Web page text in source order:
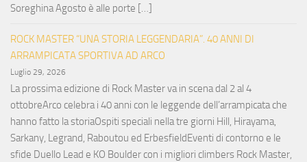
Soreghina Agosto è alle porte […]
ROCK MASTER “UNA STORIA LEGGENDARIA”. 40 ANNI DI
ARRAMPICATA SPORTIVA AD ARCO
Luglio 29, 2026
La prossima edizione di Rock Master va in scena dal 2 al 4
ottobreArco celebra i 40 anni con le leggende dell’arrampicata che
hanno fatto la storiaOspiti speciali nella tre giorni Hill, Hirayama,
Sarkany, Legrand, Raboutou ed ErbesfieldEventi di contorno e le
sfide Duello Lead e KO Boulder con i migliori climbers Rock Master,